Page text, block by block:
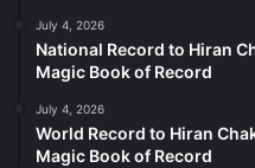
July 4, 2026
National Record to Hiran
Magic Book of Record
July 4, 2026
World Record to Hiran
Magic Book of Record